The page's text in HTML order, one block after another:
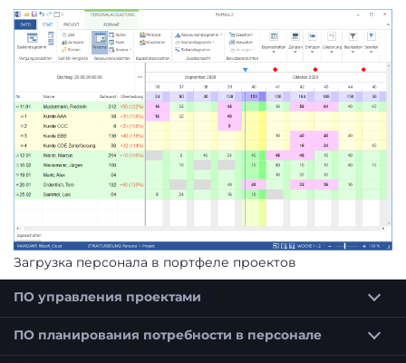
Загрузка персонала в портфеле проектов
ПО управления проектами
ПО планирования потребности в персонале